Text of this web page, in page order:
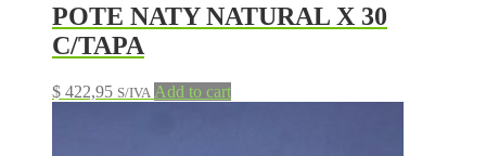
POTE NATY NATURAL X 30
C/TAPA
$ 422,95 S/IVA Add to cart